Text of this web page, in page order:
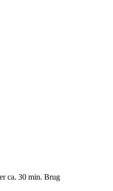
ca. 30 min. Brug